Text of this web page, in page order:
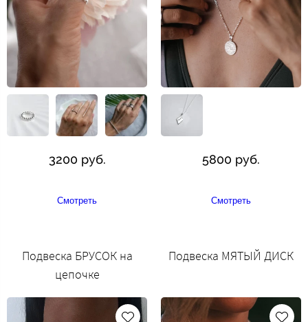
3200 руб.
Смотреть
5800 руб.
Смотреть
Подвеска БРУСОК на
цепочке
Подвеска МЯТЫЙ ДИСК